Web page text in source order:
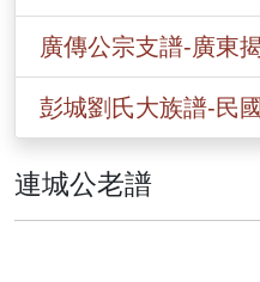
廣傳公宗支譜-廣東
彭城劉氏大族譜-民
連城公老譜